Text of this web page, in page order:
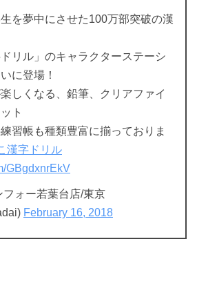
を夢中にさせた100万部突破の漢
ドリル」のキャラクターステーシ
に登場！
しくなる、鉛筆、クリアファイ
ト
習帳も種類豊富に揃っておりま
漢字ドリル
GBgdxnrEkV
ォー若葉台店/東京
February 16, 2018